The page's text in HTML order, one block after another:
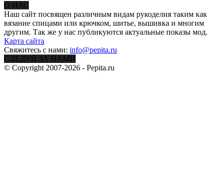
О НАС
Наш сайт посвящен различным видам рукоделия таким как
вязание спицами или крючком, шитье, вышивка и многим
другим. Так же у нас публикуются актуальные показы мод.
Карта сайта
Свяжитесь с нами: info@pepita.ru
СЛЕДУЙ ЗА НАМИ
© Copyright 2007-2026 - Pepita.ru